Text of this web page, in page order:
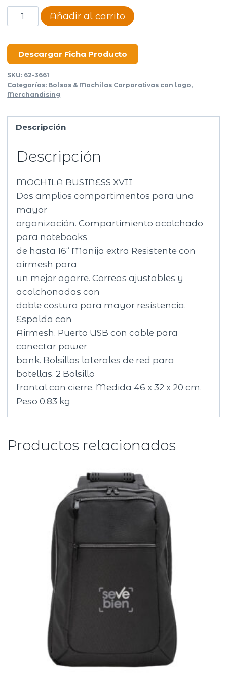
Mochila
Unicross
XVII
cantidad
Añadir al carrito
Descargar Ficha Producto
SKU: 62-3661
Categorías: Bolsos & Mochilas Corporativas con logo,
Merchandising
Descripción
Descripción
MOCHILA BUSINESS XVII
Dos amplios compartimentos para una
mayor
organización. Compartimiento acolchado
para notebooks
de hasta 16“ Manija extra Resistente con
airmesh para
un mejor agarre. Correas ajustables y
acolchonadas con
doble costura para mayor resistencia.
Espalda con
Airmesh. Puerto USB con cable para
conectar power
bank. Bolsillos laterales de red para
botellas. 2 Bolsillo
frontal con cierre. Medida 46 x 32 x 20 cm.
Peso 0,83 kg
Productos relacionados